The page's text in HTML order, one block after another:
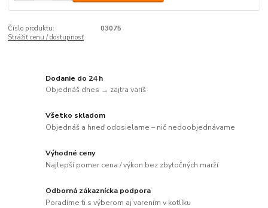
Číslo produktu:
03075
Strážiť cenu / dostupnosť
Dodanie do 24 h
Objednáš dnes → zajtra varíš
Všetko skladom
Objednáš a hneď odosielame – nič nedoobjednávame
Výhodné ceny
Najlepší pomer cena / výkon bez zbytočných marží
Odborná zákaznícka podpora
Poradíme ti s výberom aj varením v kotlíku